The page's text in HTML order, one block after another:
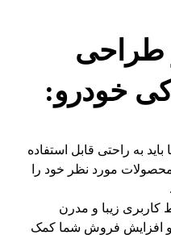
طراحی
خودرو:
به راحتی قابل استفاده
محصولات مورد نظر خود را
کاربری زیبا و مدرن
و افزایش فروش شما کمک